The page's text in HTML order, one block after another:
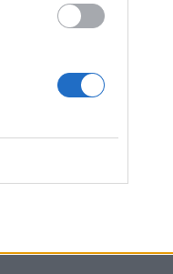
2021 r.
jak i Baracka Obamy.
zaledwie kilka dni przed